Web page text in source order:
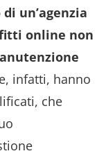
di un’agenzia
online non
infatti, hanno
che